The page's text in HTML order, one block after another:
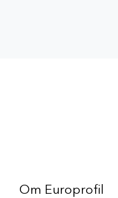
Om Europrofil